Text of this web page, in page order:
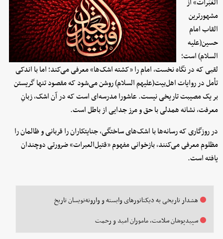
العَبَرات» از
مشهورترین
القاب امام
حسین(علیه
السلام) است؛
لقبی که در نگاه نخست، امام را «کشته اشک‌ها» معرفی می‌کند؛ اما با اندکی
تأمل در روایات اهل‌بیت(علیهم السلام) روشن می‌شود که مقصود تنها گریستن
بر یک مصیبت تاریخی نیست. عاشورا مدرسه‌ای است که در آن اشک، زبانِ
معرفت، نشانه همدلی با حق و مرز جدایی از باطل است.
در روزگاری که رسانه‌ها با اشک‌های ساختگی، جنایتکاران را قربانی و ظالمان را
مظلوم معرفی می‌کنند، بازخوانی مفهوم «قتیل‌العبرات» ضرورتی دوچندان
یافته است.
هشدار تاریخی به دیکتاتورهای وابسته و وارونه‌نویسان تاریخ
سپیدپوشان سلامت، ماموران امید و رحمت